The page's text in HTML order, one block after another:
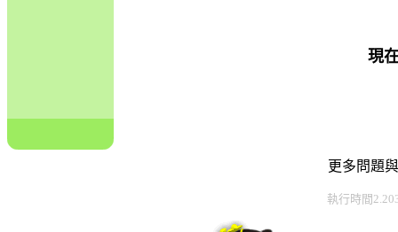
現
更多問題
執行時間